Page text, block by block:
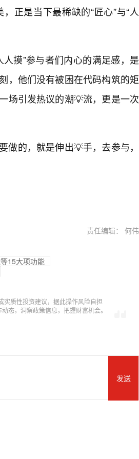
正是当下最稀缺的“匠心”与“人
摸”参与者们内心的满足感，是
，他们没有被困在代码构筑的矩
场引发热议的潮💡流，更是一次
的，就是伸出💡手，去参与，
责任编辑： 何伟
15大项功能
实质性投资建议，据此操作风险自担
态，洞察政策信息，把握财富机会。
发送